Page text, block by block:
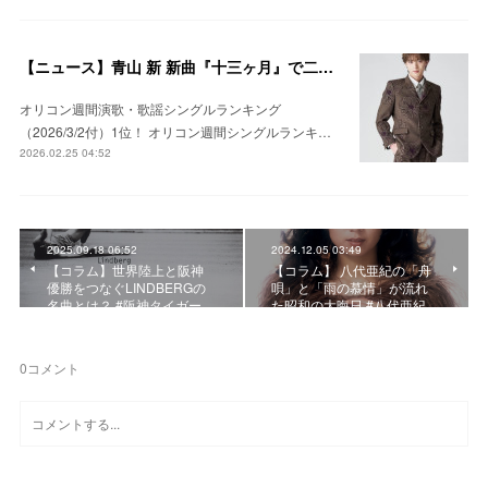
【ニュース】青山 新 新曲『十三ヶ月』で二作連続の首位獲得！ #青山新
オリコン週間演歌・歌謡シングルランキング
（2026/3/2付）1位！ オリコン週間シングルランキ…
2026.02.25 04:52
2025.09.18 06:52
【コラム】世界陸上と阪神
優勝をつなぐLINDBERGの
名曲とは？ #阪神タイガー…
2024.12.05 03:49
【コラム】 八代亜紀の「舟
唄」と「雨の慕情」が流れ
た昭和の大晦日 #八代亜紀…
0コメント